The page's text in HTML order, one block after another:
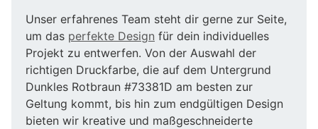
Unser erfahrenes Team steht dir gerne zur Seite,
um das perfekte Design für dein individuelles
Projekt zu entwerfen. Von der Auswahl der
richtigen Druckfarbe, die auf dem Untergrund
Dunkles Rotbraun #73381D am besten zur
Geltung kommt, bis hin zum endgültigen Design
bieten wir kreative und maßgeschneiderte